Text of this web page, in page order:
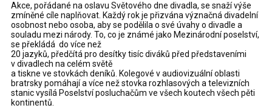
Akce, pořádané na oslavu Světového dne divadla, se snaží výše
zmíněné cíle naplňovat. Každý rok je přizvána význačná divadelní
osobnost nebo osoba, aby se podělila o své úvahy o divadle a
souladu mezi národy. To, co je známé jako Mezinárodní poselství,
se překládá do více než
20 jazyků, předčítá pro desítky tisíc diváků před představeními
v divadlech na celém světě
a tiskne ve stovkách deníků. Kolegové v audiovizuální oblasti
bratrsky pomáhají a více než stovka rozhlasových a televizních
stanic vysílá Poselství posluchačům ve všech koutech všech pěti
kontinentů.